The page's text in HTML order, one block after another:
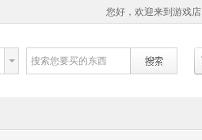
您好，欢迎来到游戏店
搜索您要买的东西